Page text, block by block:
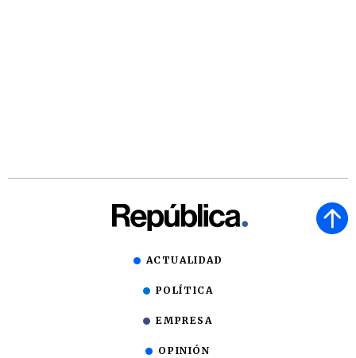
ACTUALIDAD
POLÍTICA
EMPRESA
OPINIÓN